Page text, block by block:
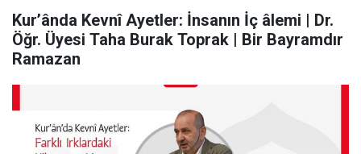
Kur’ânda Kevnî Ayetler: İnsanın İç âlemi | Dr.
Öğr. Üyesi Taha Burak Toprak | Bir Bayramdır
Ramazan